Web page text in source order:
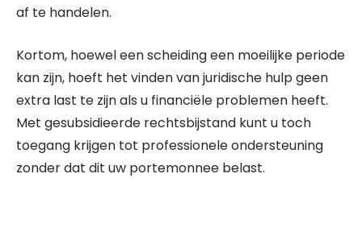
af te handelen.
Kortom, hoewel een scheiding een moeilijke periode
kan zijn, hoeft het vinden van juridische hulp geen
extra last te zijn als u financiële problemen heeft.
Met gesubsidieerde rechtsbijstand kunt u toch
toegang krijgen tot professionele ondersteuning
zonder dat dit uw portemonnee belast.